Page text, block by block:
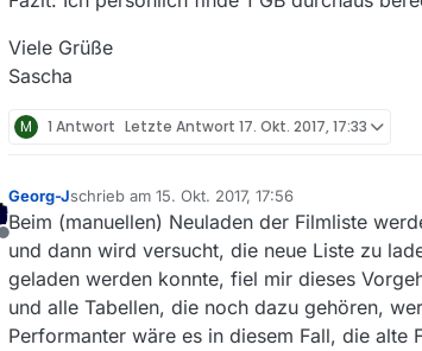
Viele Grüße
Sascha
M 1 Antwort Letzte Antwort 17. Okt. 2017, 17:33
Offline
Georg-Jschrieb am 15. Okt. 2017, 17:56
zuletzt editiert von
Beim (manuellen) Neuladen der Filmliste
und dann wird versucht, die neue Liste zu
geladen werden konnte, fiel mir dieses
und alle Tabellen, die noch dazu gehören,
Performanter wäre es in diesem Fall, die alte